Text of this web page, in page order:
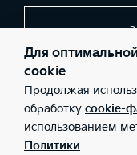
© 2026 Юридические
адрес: г. Кострома, ул.
16-90; ИНН:
Россия и СНГ»
Телефон: 8 800 301
Для
cookie
Продолжая
обработку cookie-
использованием
Политики